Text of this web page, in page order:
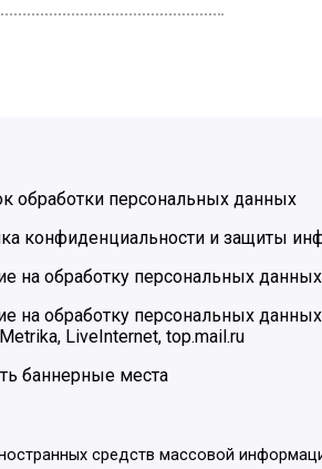
обработки персональных данных
конфиденциальности и защиты
на обработку персональных
на обработку персональных
LiveInternet, top.mail.ru
баннерные места
средств массовой